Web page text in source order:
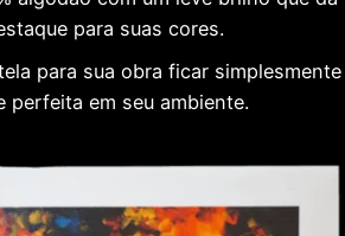
para suas cores.
para sua obra ficar simplesmente
perfeita em seu ambiente.